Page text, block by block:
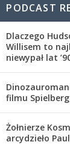
PODCAST
Dlaczego
Willisem to
niewypał lat
filmu
Żołnierze
arcydzieło